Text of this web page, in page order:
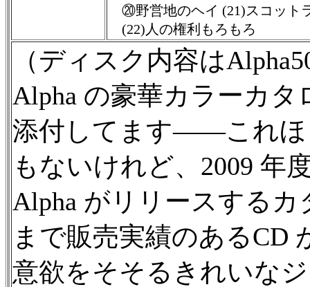
⑳野営地のヘイ (21)スコット
(22)人の権利もろもろ
（ディスク内容は
Alpha の豪華カラーカ
添付してます——これほ
もないけれど、2009 年
Alpha がリリースする
まで販売実績のあるCD
意欲をそそるきれいな